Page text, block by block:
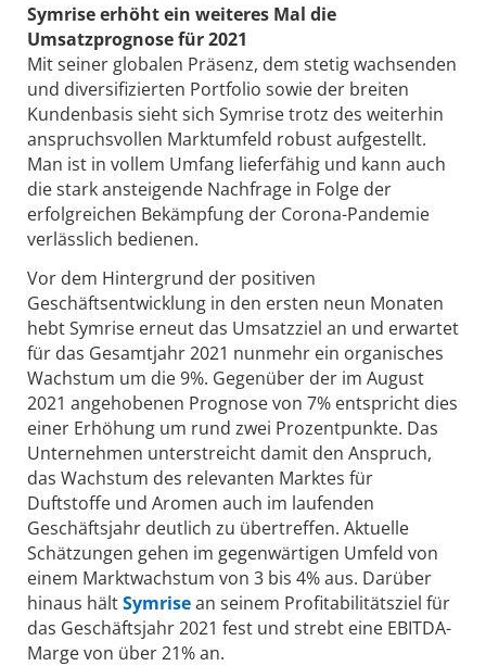
Symrise erhöht ein weiteres Mal die
Umsatzprognose für 2021
Mit seiner globalen Präsenz, dem stetig wachsenden
und diversifizierten Portfolio sowie der breiten
Kundenbasis sieht sich Symrise trotz des weiterhin
anspruchsvollen Marktumfeld robust aufgestellt.
Man ist in vollem Umfang lieferfähig und kann auch
die stark ansteigende Nachfrage in Folge der
erfolgreichen Bekämpfung der Corona-Pandemie
verlässlich bedienen.
Vor dem Hintergrund der positiven
Geschäftsentwicklung in den ersten neun Monaten
hebt Symrise erneut das Umsatzziel an und erwartet
für das Gesamtjahr 2021 nunmehr ein organisches
Wachstum um die 9%. Gegenüber der im August
2021 angehobenen Prognose von 7% entspricht dies
einer Erhöhung um rund zwei Prozentpunkte. Das
Unternehmen unterstreicht damit den Anspruch,
das Wachstum des relevanten Marktes für
Duftstoffe und Aromen auch im laufenden
Geschäftsjahr deutlich zu übertreffen. Aktuelle
Schätzungen gehen im gegenwärtigen Umfeld von
einem Marktwachstum von 3 bis 4% aus. Darüber
hinaus hältSymrisean seinem Profitabilitätsziel für
das Geschäftsjahr 2021 fest und strebt eine EBITDA-
Marge von über 21% an.